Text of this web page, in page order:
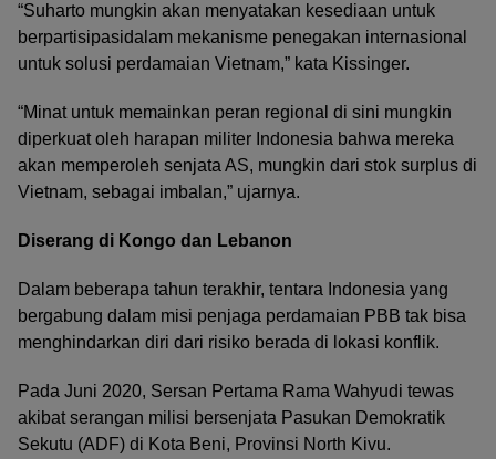
“Suharto mungkin akan menyatakan kesediaan untuk
berpartisipasidalam mekanisme penegakan internasional
untuk solusi perdamaian Vietnam,” kata Kissinger.
“Minat untuk memainkan peran regional di sini mungkin
diperkuat oleh harapan militer Indonesia bahwa mereka
akan memperoleh senjata AS, mungkin dari stok surplus di
Vietnam, sebagai imbalan,” ujarnya.
Diserang di Kongo dan Lebanon
Dalam beberapa tahun terakhir, tentara Indonesia yang
bergabung dalam misi penjaga perdamaian PBB tak bisa
menghindarkan diri dari risiko berada di lokasi konflik.
Pada Juni 2020, Sersan Pertama Rama Wahyudi tewas
akibat serangan milisi bersenjata Pasukan Demokratik
Sekutu (ADF) di Kota Beni, Provinsi North Kivu.